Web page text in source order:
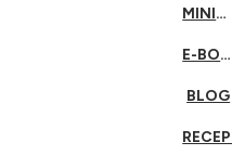
MINIKURZUSOK ÉS KIHÍVÁSOK
E-BOOKOK
BLOG